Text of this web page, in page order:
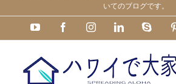
content
いてのブログです。
YouTube FacebookInstagramLinkedInSkype